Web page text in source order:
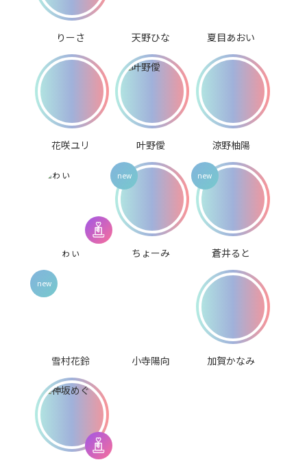
りーさ 天野ひな 夏目あおい
花咲ユリ 叶野僾 涼野柚陽
ゎぃ ちょーみ 蒼井ると
雪村花鈴 小寺陽向 加賀かなみ